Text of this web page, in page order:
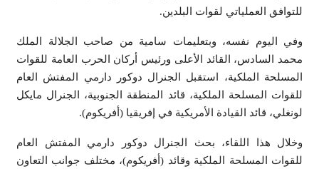
للتوافق العملياتي لقوات البلدين.
وفي اليوم نفسه، وبتعليمات سامية من صاحب الجلالة الملك
محمد السادس، القائد الأعلى ورئيس أركان الحرب العامة للقوات
المسلحة الملكية، استقبل الجنرال دوكور دارمي المفتش العام
للقوات المسلحة الملكية، قائد المنطقة الجنوبية، الجنرال مايكل
لونغلي، قائد القيادة الأمريكية في إفريقيا (أفريكوم).
وخلال هذا اللقاء، بحث الجنرال دوكور دارمي المفتش العام
للقوات المسلحة الملكية وقائد (أفريكوم)، مختلف جوانب التعاون